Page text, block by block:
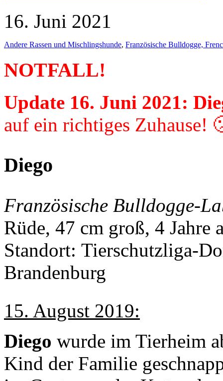
16. Juni 2021
Andere Rassen und Mischlingshunde, Französische Bulldogge,
NOTFALL!
Update 16. Juni 2021:
auf ein richtiges Zuhause!
Diego
Französische Bulldogge-
Rüde, 47 cm groß, 4 Jahre
Standort: Tierschutzliga-
Brandenburg
15. August 2019:
Diego wurde im Tierheim
Kind der Familie